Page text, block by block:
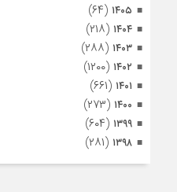
۱۴۰۵ (۶۴)
۱۴۰۴ (۲۱۸)
۱۴۰۳ (۲۸۸)
۱۴۰۲ (۱۲۰۰)
۱۴۰۱ (۶۶۱)
۱۴۰۰ (۲۷۳)
۱۳۹۹ (۶۰۴)
۱۳۹۸ (۲۸۱)